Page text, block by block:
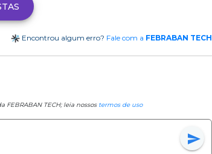
Encontrou algum erro? Fale com a FEBRABAN TECH
TECH; leia nossos termos de uso
send